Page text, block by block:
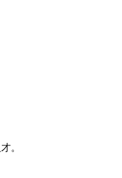
。